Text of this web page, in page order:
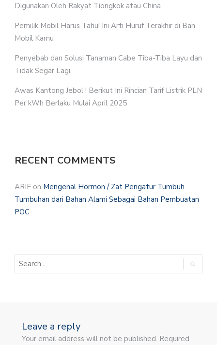
Digunakan Oleh Rakyat Tiongkok atau China
Pemilik Mobil Harus Tahu! Ini Arti Huruf Terakhir di Ban
Mobil Kamu
Penyebab dan Solusi Tanaman Cabe Tiba-Tiba Layu dan
Tidak Segar Lagi
Awas Kantong Jebol ! Berikut Ini Rincian Tarif Listrik PLN
Per kWh Berlaku Mulai April 2025
RECENT COMMENTS
ARIF on Mengenal Hormon / Zat Pengatur Tumbuh
Tumbuhan dari Bahan Alami Sebagai Bahan Pembuatan
POC
Leave a reply
Your email address will not be published. Required